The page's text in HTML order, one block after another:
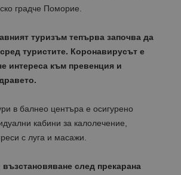
градче Поморие.
туризъм тепърва започва да
туристите. Коронавирусът е
интереса към превенция и
в балнео центъра е осигурено
кабини за калолечение,
с луга и масажи.
след прекарана